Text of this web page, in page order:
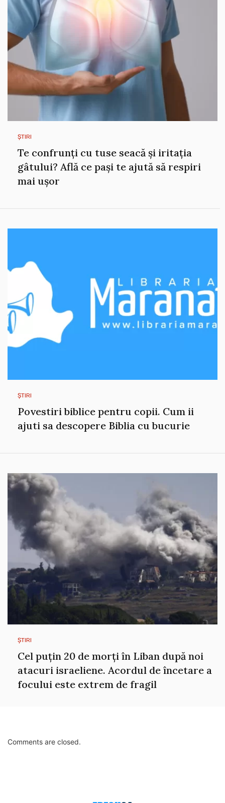
ȘTIRI
Te confrunți cu tuse seacă și iritația
gâtului? Află ce pași te ajută să respiri
mai ușor
ȘTIRI
Povestiri biblice pentru copii. Cum ii
ajuti sa descopere Biblia cu bucurie
ȘTIRI
Cel puțin 20 de morți în Liban după noi
atacuri israeliene. Acordul de încetare a
focului este extrem de fragil
Comments are closed.